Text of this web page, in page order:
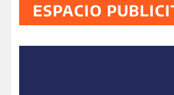
ESPACIO